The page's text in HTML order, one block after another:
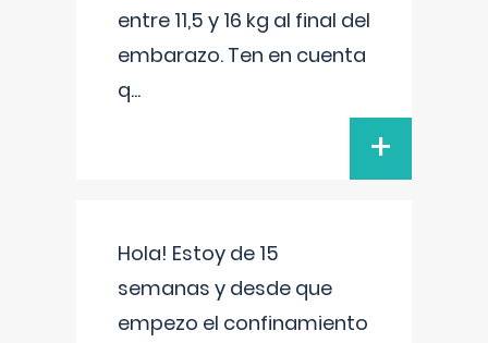
entre 11,5 y 16 kg al final del
embarazo. Ten en cuenta
q...
+
Hola! Estoy de 15
semanas y desde que
empezo el confinamiento